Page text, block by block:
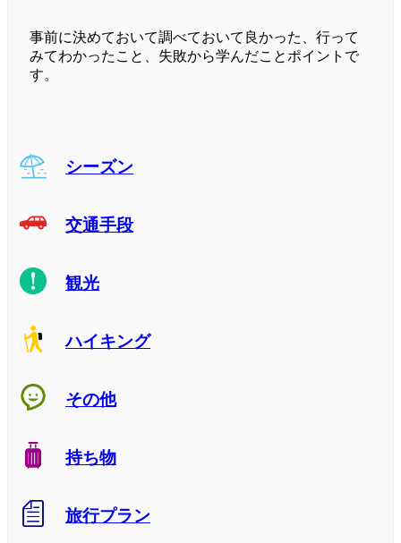
事前に決めておいて調べておいて良かった、行って
みてわかったこと、失敗から学んだことポイントで
す。
シーズン
交通手段
観光
ハイキング
その他
持ち物
旅行プラン